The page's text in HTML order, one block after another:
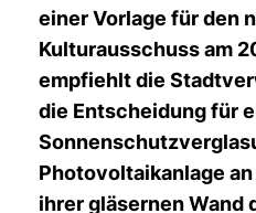
einer Vorlage für den
Kulturausschuss am
empfiehlt die
die Entscheidung für
Photovoltaikanlage
ihrer gläsernen Wand